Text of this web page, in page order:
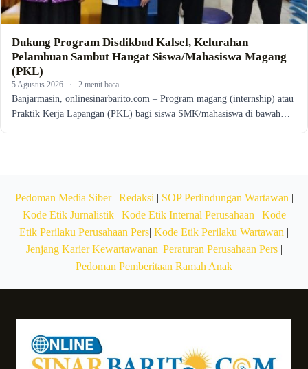
Dukung Program Disdikbud Kalsel, Kelurahan
Pelambuan Sambut Hangat Siswa/Mahasiswa Magang
(PKL)
5 Agustus 2026 · 2 menit baca
Banjarmasin, onlinesinarbarito.com – Program magang (internship) atau
Praktik Kerja Lapangan (PKL) bagi siswa SMK/mahasiswa di bawah…
Pedoman Media Siber| Redaksi | SOP Perlindungan Wartawan |
Kode Etik Jurnalistik| Kode Etik Internal Perusahaan | Kode
Etik Perilaku Perusahaan Pers| Kode Etik Perilaku Wartawan |
Jenjang Karier Kewartawanan| Peraturan Perusahaan Pers|
Pedoman Pemberitaan Ramah Anak